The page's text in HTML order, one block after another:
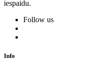
iespaidu.
Follow us
Info